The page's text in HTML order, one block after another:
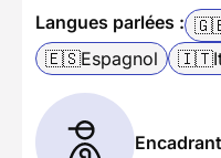
Langues parlées :
🇪🇸Espagnol 🇮🇹
Encadrant